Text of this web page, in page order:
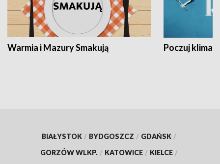
Warmia i Mazury Smakują Poczuj klimat
BIAŁYSTOK / BYDGOSZCZ / GDAŃSK /
GORZÓW WLKP. / KATOWICE / KIELCE /